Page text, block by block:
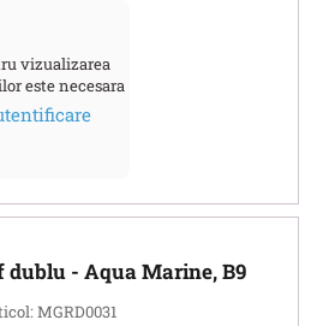
vizualizarea
este necesara
- Aqua Marine, B9
MGRD0031